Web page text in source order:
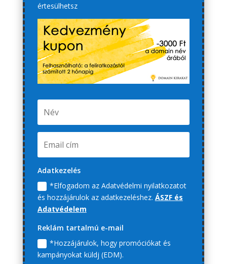
értesülhetsz
Adatkezelés
*Elfogadom az Adatvédelmi nyilatkozatot
és hozzájárulok az adatkezeléshez. ÁSZF és
Adatvédelem
Reklám tartalmú e-mail
*Hozzájárulok, hogy promóciókat és
kampányokat küldj (EDM).